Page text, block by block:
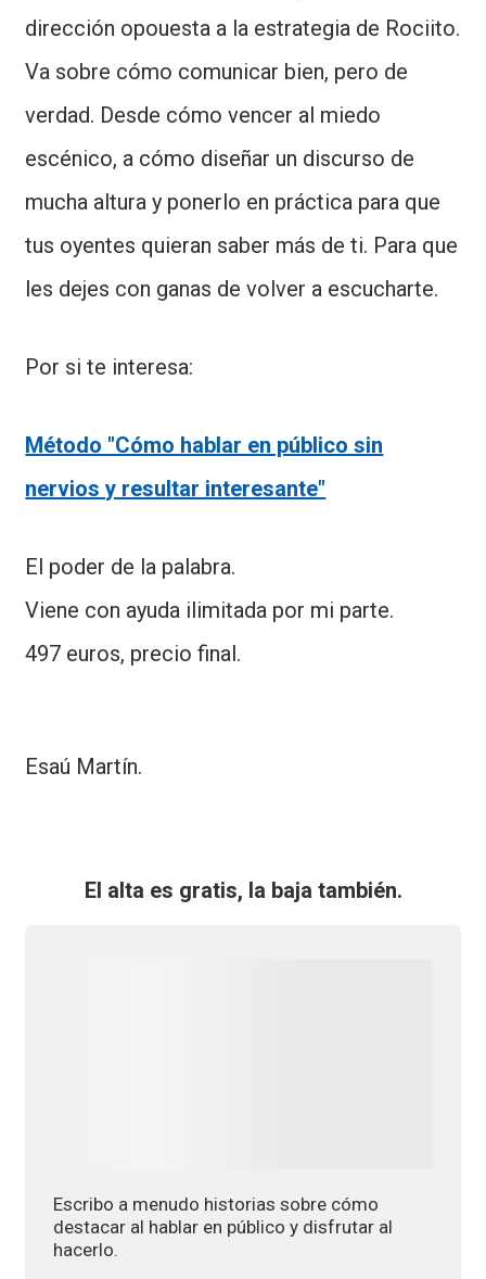
dirección opouesta a la estrategia de Rociito.
Va sobre cómo comunicar bien, pero de
verdad. Desde cómo vencer al miedo
escénico, a cómo diseñar un discurso de
mucha altura y ponerlo en práctica para que
tus oyentes quieran saber más de ti. Para que
les dejes con ganas de volver a escucharte.
Por si te interesa:
Método "Cómo hablar en público sin
nervios y resultar interesante"
El poder de la palabra.
Viene con ayuda ilimitada por mi parte.
497 euros, precio final.
Esaú Martín.
El alta es gratis, la baja también.
Escribo a menudo historias sobre cómo
destacar al hablar en público y disfrutar al
hacerlo.